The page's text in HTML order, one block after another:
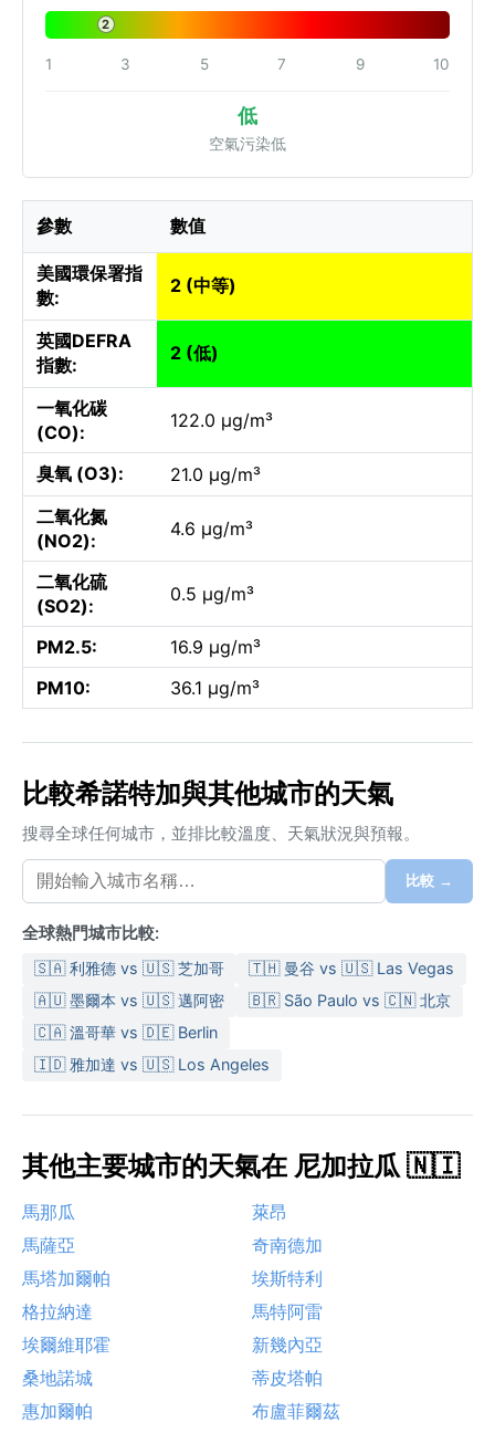
2
1 3 5 7 9 10
低
空氣污染低
參數 數值
美國環保署指
數:
2 (中等)
英國DEFRA
指數:
2 (低)
一氧化碳
(CO):
122.0 µg/m³
臭氧 (O3):
21.0 µg/m³
二氧化氮
(NO2):
4.6 µg/m³
二氧化硫
(SO2):
0.5 µg/m³
PM2.5:
16.9 µg/m³
PM10:
36.1 µg/m³
比較希諾特加與其他城市的天氣
搜尋全球任何城市，並排比較溫度、天氣狀況與預報。
比較 →
全球熱門城市比較:
🇸🇦 利雅德 vs 🇺🇸 芝加哥
🇹🇭 曼谷 vs 🇺🇸 Las Vegas
🇦🇺 墨爾本 vs 🇺🇸 邁阿密
🇧🇷 São Paulo vs 🇨🇳 北京
🇨🇦 溫哥華 vs 🇩🇪 Berlin
🇮🇩 雅加達 vs 🇺🇸 Los Angeles
其他主要城市的天氣在 尼加拉瓜 🇳🇮
馬那瓜
萊昂
馬薩亞
奇南德加
馬塔加爾帕
埃斯特利
格拉納達
馬特阿雷
埃爾維耶霍
新幾內亞
桑地諾城
蒂皮塔帕
惠加爾帕
布盧菲爾茲